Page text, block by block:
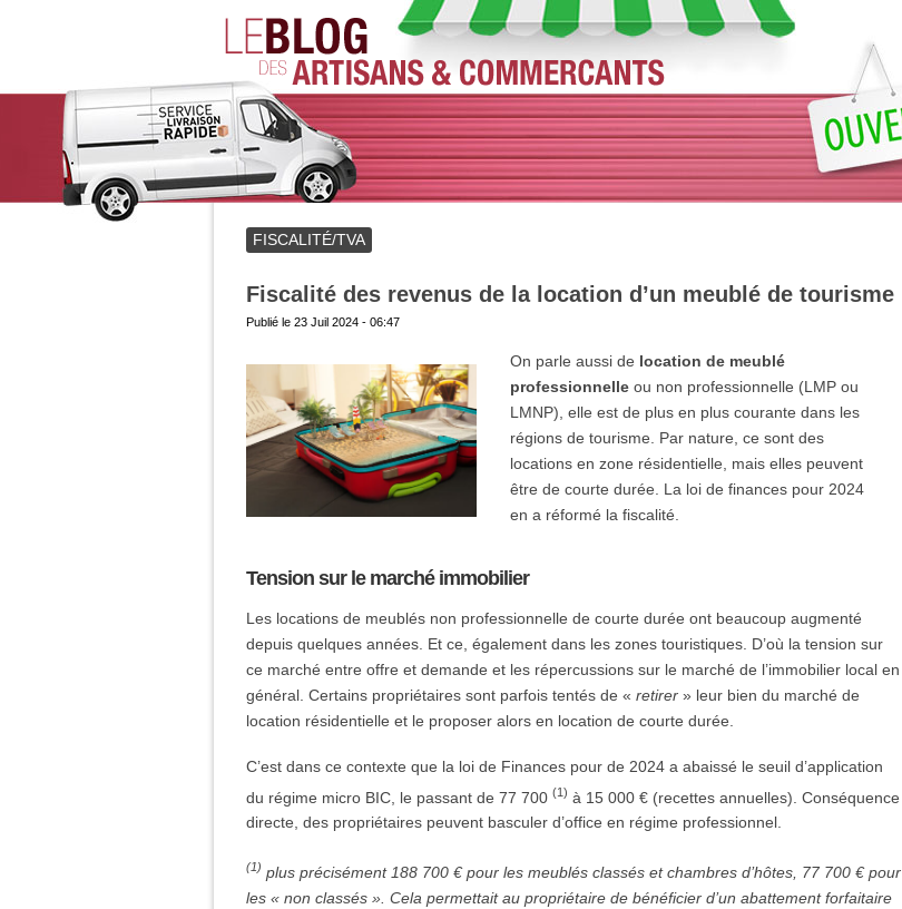
FISCALITÉ/TVA
Fiscalité des revenus de la location d’un meublé de tourisme
Publié le 23 Juil 2024 - 06:47
On parle aussi de location de meublé
professionnelle ou non professionnelle (LMP ou
LMNP), elle est de plus en plus courante dans les
régions de tourisme. Par nature, ce sont des
locations en zone résidentielle, mais elles peuvent
être de courte durée. La loi de finances pour 2024
en a réformé la fiscalité.
Tension sur le marché immobilier
Les locations de meublés non professionnelle de courte durée ont beaucoup augmenté
depuis quelques années. Et ce, également dans les zones touristiques. D’où la tension sur
ce marché entre offre et demande et les répercussions sur le marché de l’immobilier local en
général. Certains propriétaires sont parfois tentés de « retirer » leur bien du marché de
location résidentielle et le proposer alors en location de courte durée.
C’est dans ce contexte que la loi de Finances pour de 2024 a abaissé le seuil d’application
du régime micro BIC, le passant de 77 700 (1) à 15 000 € (recettes annuelles). Conséquence
directe, des propriétaires peuvent basculer d’office en régime professionnel.
(1) plus précisément 188 700 € pour les meublés classés et chambres d’hôtes, 77 700 € pour
les « non classés ». Cela permettait au propriétaire de bénéficier d’un abattement forfaitaire